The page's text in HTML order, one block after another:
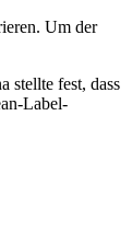
Um der
stellte fest, dass
Label-